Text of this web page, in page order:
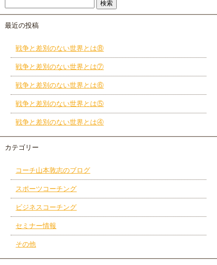
最近の投稿
戦争と差別のない世界とは⑧
戦争と差別のない世界とは⑦
戦争と差別のない世界とは⑥
戦争と差別のない世界とは⑤
戦争と差別のない世界とは④
カテゴリー
コーチ山本敦志のブログ
スポーツコーチング
ビジネスコーチング
セミナー情報
その他